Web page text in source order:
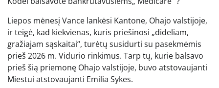
Liepos mėnesį Vance lankėsi Kantone, Ohajo valstijoje,
ir teigė, kad kiekvienas, kuris priešinosi „dideliam,
gražiajam sąskaitai“, turėtų susidurti su pasekmėmis
prieš 2026 m. Vidurio rinkimus. Tarp tų, kurie balsavo
prieš šią priemonę Ohajo valstijoje, buvo atstovaujanti
Miestui atstovaujanti Emilia Sykes.